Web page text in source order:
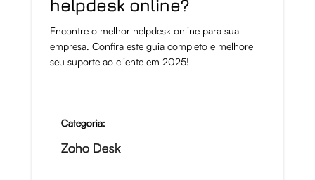
helpdesk online?
Encontre o melhor helpdesk online para sua
empresa. Confira este guia completo e melhore
seu suporte ao cliente em 2025!
Categoria:
Zoho Desk